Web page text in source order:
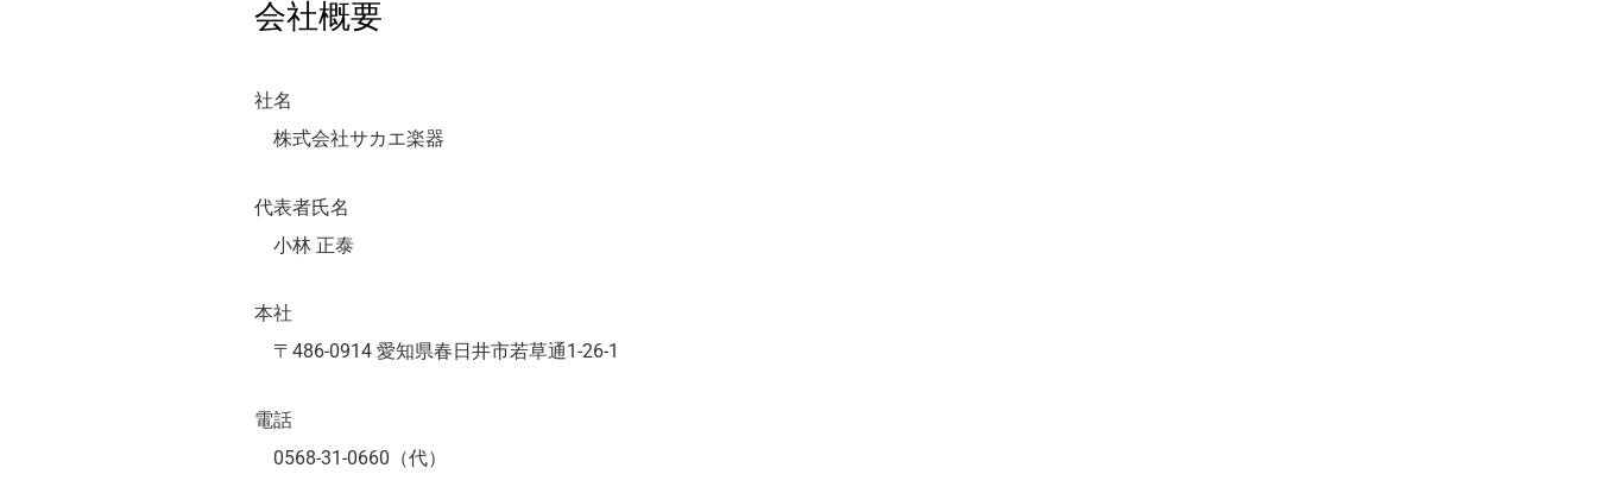
会社概要
社名
株式会社サカエ楽器
代表者氏名
小林 正泰
本社
〒486-0914 愛知県春日井市若草通1-26-1
電話
0568-31-0660（代）